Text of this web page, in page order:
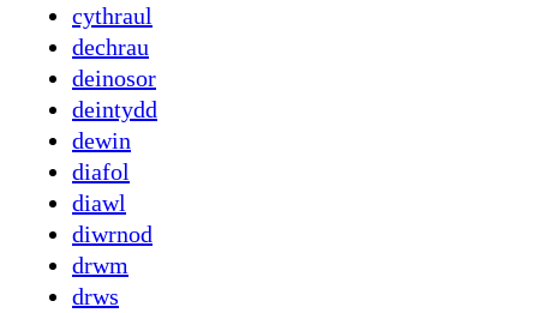
cythraul
dechrau
deinosor
deintydd
dewin
diafol
diawl
diwrnod
drwm
drws